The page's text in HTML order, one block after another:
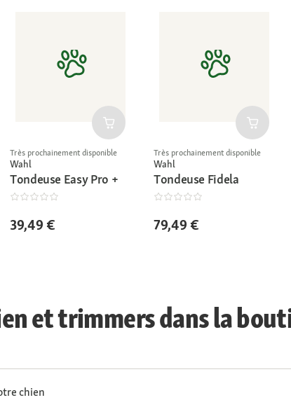
Très prochainement disponible
Wahl
Tondeuse Easy Pro +
39,49 €
Très prochainement disponible
Wahl
Tondeuse Fidela
79,49 €
et trimmers dans la
chien